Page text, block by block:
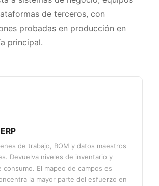
de terceros, con
probadas en producción en
principal.
de trabajo, BOM y datos maestros
Devuelva niveles de inventario y
consumo. El mapeo de campos es
la mayor parte del esfuerzo en